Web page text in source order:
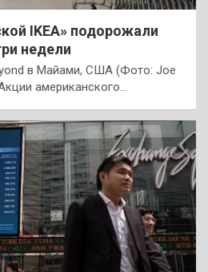
IKEA» подорожали
недели
в Майами, США (Фото: Joe
американского…